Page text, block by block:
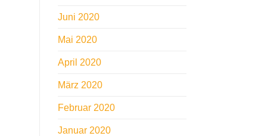
Juni 2020
Mai 2020
April 2020
März 2020
Februar 2020
Januar 2020